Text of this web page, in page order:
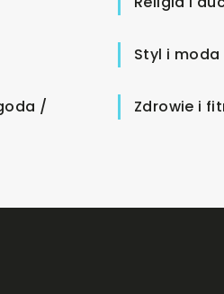
Styl i moda
/
Zdrowie i